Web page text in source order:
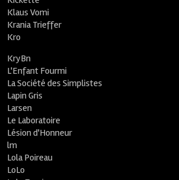
Klaus Vomi
Krania Trieffer
Kro
KryBn
L'Enfant Fourmi
La Société des Simplistes
Lapin Gris
Larsen
Le Laboratoire
Lésion d'Honneur
lm
Lola Poireau
LoLo